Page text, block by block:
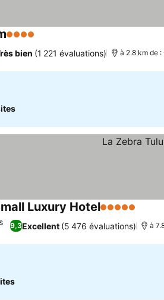
4 Étoiles
bien (1 221 évaluations) à 2.8 km de
Luxury Hotel5 Étoiles
9,3Excellent (5 476 évaluations) à